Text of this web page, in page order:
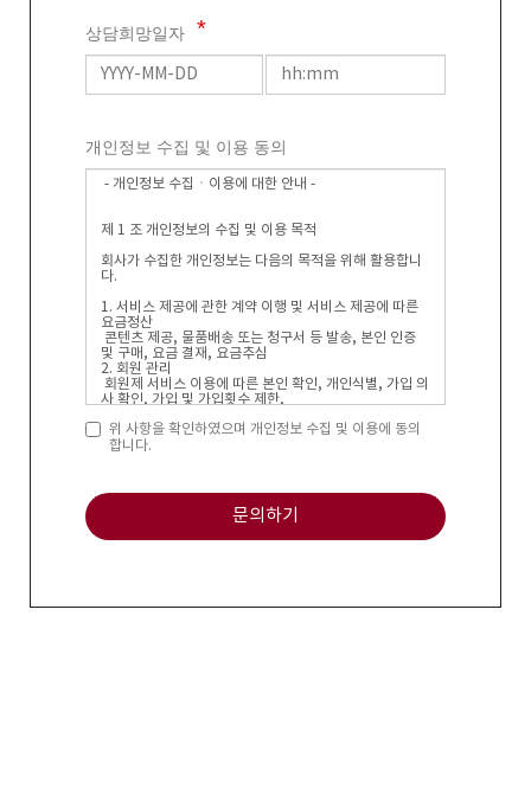
상담희망일자
개인정보 수집 및 이용 동의
위 사항을 확인하였으며 개인정보 수집 및 이용에 동의
합니다.
문의하기